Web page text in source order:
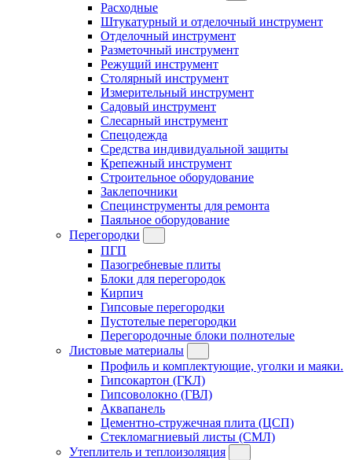
Расходные
Штукатурный и отделочный инструмент
Отделочный инструмент
Разметочный инструмент
Режущий инструмент
Столярный инструмент
Измерительный инструмент
Садовый инструмент
Слесарный инструмент
Спецодежда
Средства индивидуальной защиты
Крепежный инструмент
Строительное оборудование
Заклепочники
Специнструменты для ремонта
Паяльное оборудование
Перегородки
ПГП
Пазогребневые плиты
Блоки для перегородок
Кирпич
Гипсовые перегородки
Пустотелые перегородки
Перегородочные блоки полнотелые
Листовые материалы
Профиль и комплектующие, уголки и маяки.
Гипсокартон (ГКЛ)
Гипсоволокно (ГВЛ)
Аквапанель
Цементно-стружечная плита (ЦСП)
Стекломагниевый листы (СМЛ)
Утеплитель и теплоизоляция